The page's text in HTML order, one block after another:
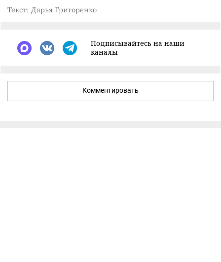
Текст: Дарья Григоренко
Подписывайтесь на наши
каналы
Комментировать